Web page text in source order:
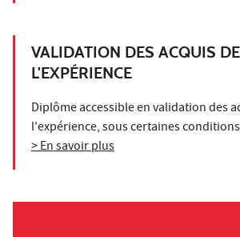
VALIDATION DES ACQUIS DE
L'EXPÉRIENCE
Diplôme accessible en validation des
l'expérience, sous certaines
> En savoir plus